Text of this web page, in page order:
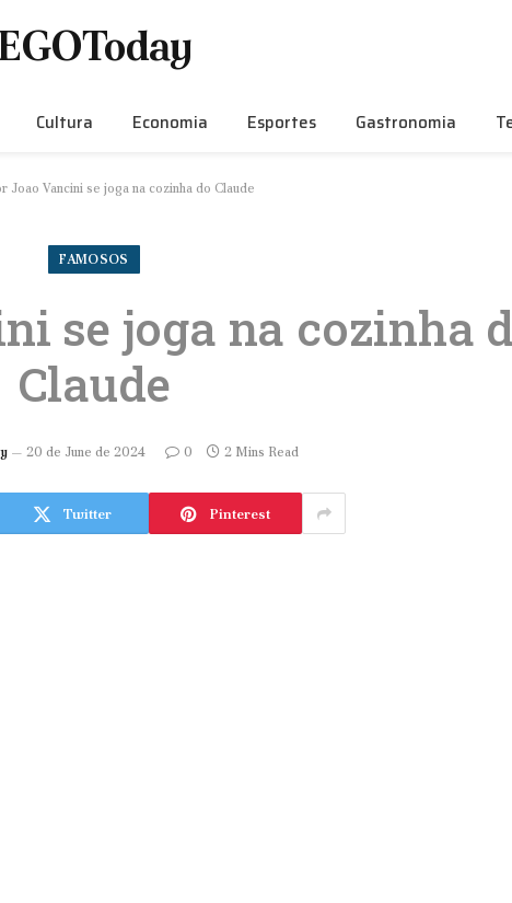
Cultura Economia Esportes Gastronomia
Joao Vancini se joga na cozinha do Claude
FAMOSOS
se joga na cozinha
Claude
20 de June de 2024 0 2 Mins Read
Twitter Pinterest